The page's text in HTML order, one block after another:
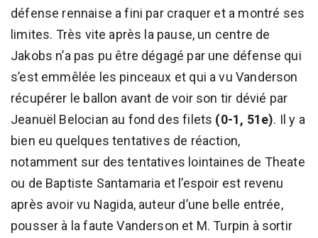
défense rennaise a fini par craquer et a montré ses
limites. Très vite après la pause, un centre de
Jakobs n’a pas pu être dégagé par une défense qui
s’est emmêlée les pinceaux et qui a vu Vanderson
récupérer le ballon avant de voir son tir dévié par
Jeanuël Belocian au fond des filets (0-1, 51e). Il y a
bien eu quelques tentatives de réaction,
notamment sur des tentatives lointaines de Theate
ou de Baptiste Santamaria et l’espoir est revenu
après avoir vu Nagida, auteur d’une belle entrée,
pousser à la faute Vanderson et M. Turpin à sortir